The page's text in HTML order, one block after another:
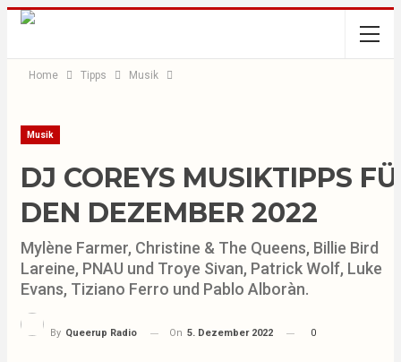
Home Tipps Musik
Musik
DJ COREYS MUSIKTIPPS
DEN DEZEMBER 2022
Mylène Farmer, Christine & The Queens, Billie Bird
Lareine, PNAU und Troye Sivan, Patrick Wolf, Luke
Evans, Tiziano Ferro und Pablo Alboràn.
By Queerup Radio On 5. Dezember 2022 0